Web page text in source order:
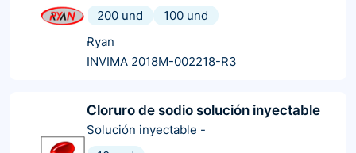
200 und
100 und
Ryan
INVIMA 2018M-002218-R3
Cloruro de sodio solución inyectable
Solución inyectable -